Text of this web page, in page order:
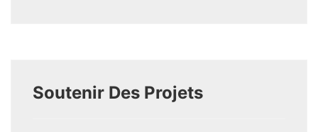
Soutenir Des Projets